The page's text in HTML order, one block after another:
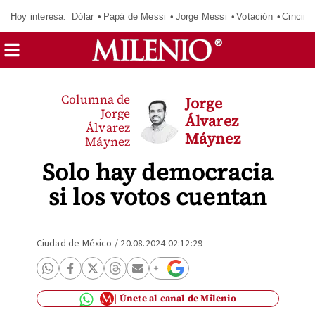
Hoy interesa: Dólar Papá de Messi Jorge Messi Votación
Solo hay democracia
si los votos cuentan
Columna de
Jorge
Álvarez
Máynez
Jorge
Álvarez
Máynez
Ciudad de México / 20.08.2024 02:12:29
Únete al canal de Milenio